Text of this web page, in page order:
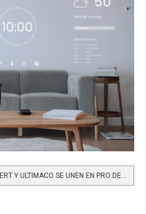
LEER MÁS…MICROSOFT, DIGICERT Y ULTIMACO SE UNEN EN PRO DEL INTERNET DE LAS COSAS